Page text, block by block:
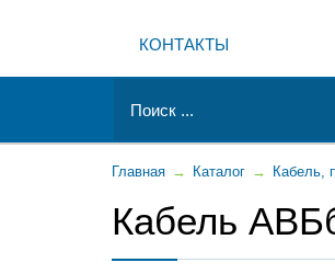
КОНТАКТЫ
Главная → Каталог → Кабель,
Кабель